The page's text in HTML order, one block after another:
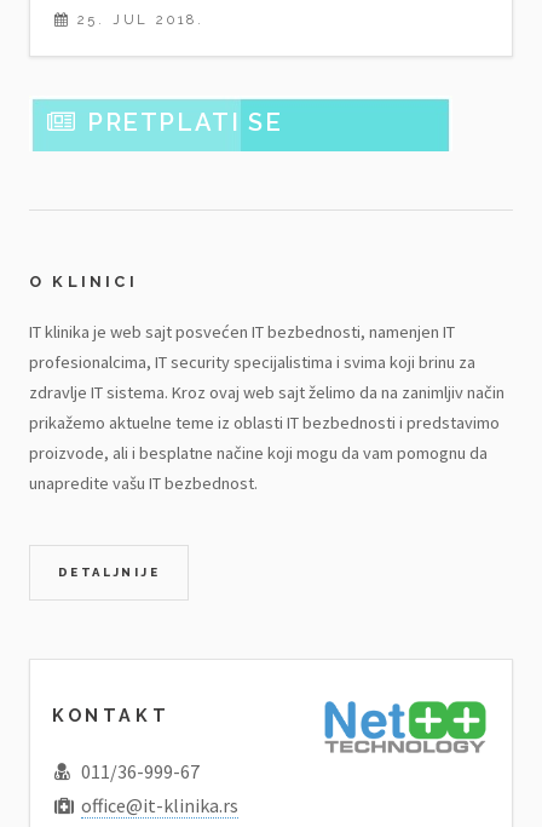
25. JUL 2018.
PRETPLATI SE
O KLINICI
IT klinika je web sajt posvećen IT bezbednosti, namenjen IT
profesionalcima, IT security specijalistima i svima koji brinu za
zdravlje IT sistema. Kroz ovaj web sajt želimo da na zanimljiv način
prikažemo aktuelne teme iz oblasti IT bezbednosti i predstavimo
proizvode, ali i besplatne načine koji mogu da vam pomognu da
unapredite vašu IT bezbednost.
DETALJNIJE
KONTAKT
011/36-999-67
office@it-klinika.rs